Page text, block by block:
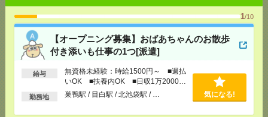
1/10
【オープニング募集】おばあちゃんのお散歩
付き添いも仕事の1つ[派遣]
給与
無資格未経験：時給1500円～ ■週払
いOK ■扶養内OK ■日収1万2000円
以上
勤務地 巣鴨駅 / 目白駅 / 北池袋駅 / … 気になる!
[交通費]交通費全額支給
[勤務地]巣鴨駅/目白駅/北池袋駅/…
気になる！
【在宅勤務OK】時給3000円！10～16時＊残業ほぼな
し▼新日本橋で一般事務[派遣]
時給3000円 月収例 30万円 時給3000円×
実働5h×週5日×4週 ※月収例を保証するものではあ
りません。※給与即受取りサービス利用可（利用条